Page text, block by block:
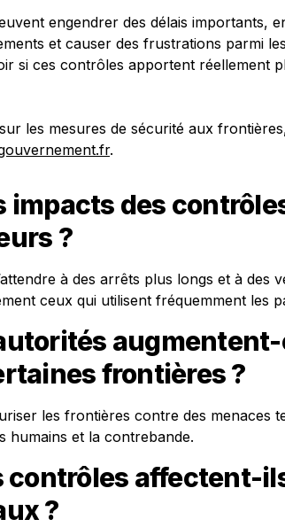
engendrer des délais importants,
et causer des frustrations parmi
si ces contrôles apportent réellement
les mesures de sécurité aux
.
impacts des
?
à des arrêts plus longs et à des
ceux qui utilisent fréquemment les
frontières ?
les frontières contre des menaces
humains et la contrebande.
contrôles affectent-
?